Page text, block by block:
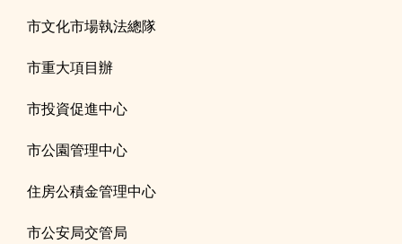
市文化市場執法總隊
市重大項目辦
市投資促進中心
市公園管理中心
住房公積金管理中心
市公安局交管局